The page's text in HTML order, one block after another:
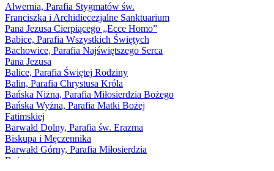
1968
1969
1970
1971
1972
1973
1974
1975
1976
1977
1978
1979
1980
1981
Alwernia, Parafia Stygmatów św.
Franciszka i Archidiecezjalne Sanktuarium
Pana Jezusa Cierpiącego „Ecce Homo”
Babice, Parafia Wszystkich Świętych
Bachowice, Parafia Najświętszego Serca
Pana Jezusa
Balice, Parafia Świętej Rodziny
Balin, Parafia Chrystusa Króla
Bańska Niżna, Parafia Miłosierdzia Bożego
Bańska Wyżna, Parafia Matki Bożej
Fatimskiej
Barwałd Dolny, Parafia św. Erazma
Biskupa i Męczennika
Barwałd Górny, Parafia Miłosierdzia
Bożego